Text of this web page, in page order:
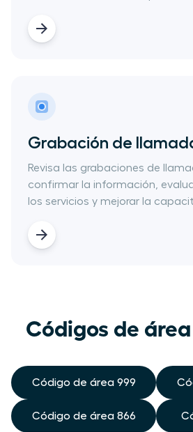
Grabación de
Revisa las grabaciones de
confirmar​ la​ ​información​,
los servicios y ​mejorar la​
Códigos de
Código de área 999
Código de área 866